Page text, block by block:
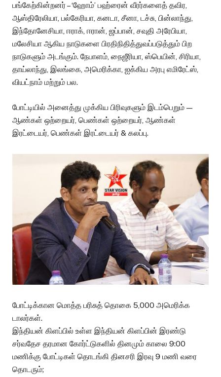
பங்கேற்கின்றனர் – ‘ஹோம்’ பஹ்ரைன் வீரர்களைத் தவிர,
ஆஸ்திரேலியா, பல்கேரியா, கனடா, சீனா, டச்சு, பின்லாந்து,
இந்தோனேசியா, ஈராக், ஈரான், ஜப்பான், சவுதி அரேபியா,
மலேசியா ஆகிய நாடுகளை பிரதிநிதித்துவப்படுத்தும் பிற
நாடுகளும் அடங்கும். நேபாளம், நைஜீரியா, ஸ்பெயின், சிரியா,
தாய்லாந்து, இலங்கை, அமெரிக்கா, ஐக்கிய அரபு எமிரேட்ஸ்,
வியட்நாம் மற்றும் பல.
போட்டியில் அனைத்து முக்கிய பிரிவுகளும் இடம்பெறும் —
ஆண்கள் ஒற்றையர், பெண்கள் ஒற்றையர், ஆண்கள்
இரட்டையர், பெண்கள் இரட்டையர் & கலப்பு.
போட்டிக்கான மொத்த பரிசுத் தொகை 5,000 அமெரிக்க
டாலர்கள்.
இந்தியன் கிளப்பில் உள்ள இந்தியன் கிளப்பின் இரண்டு
சர்வதேச தரமான கோர்ட்டுகளில் தினமும் காலை 9:00
மணிக்கு போட்டிகள் தொடங்கி தினசரி இரவு 9 மணி வரை
தொடரும்;